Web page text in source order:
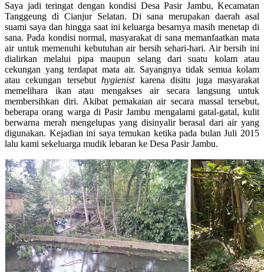
Saya jadi teringat dengan kondisi Desa Pasir Jambu, Kecamatan
Tanggeung di Cianjur Selatan. Di sana merupakan daerah asal
suami saya dan hingga saat ini keluarga besarnya masih menetap di
sana. Pada kondisi normal, masyarakat di sana memanfaatkan mata
air untuk memenuhi kebutuhan air bersih sehari-hari. Air bersih ini
dialirkan melalui pipa maupun selang dari suatu kolam atau
cekungan yang terdapat mata air. Sayangnya tidak semua kolam
atau cekungan tersebuthygienistkarena disitu juga masyarakat
memelihara ikan atau mengakses air secara langsung untuk
membersihkan diri. Akibat pemakaian air secara massal tersebut,
beberapa orang warga di Pasir Jambu mengalami gatal-gatal, kulit
berwarna merah mengelupas yang disinyalir berasal dari air yang
digunakan. Kejadian ini saya temukan ketika pada bulan Juli 2015
lalu kami sekeluarga mudik lebaran ke Desa Pasir Jambu.